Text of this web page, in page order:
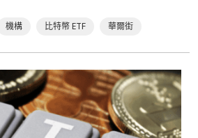
機構 比特幣 ETF 華爾街